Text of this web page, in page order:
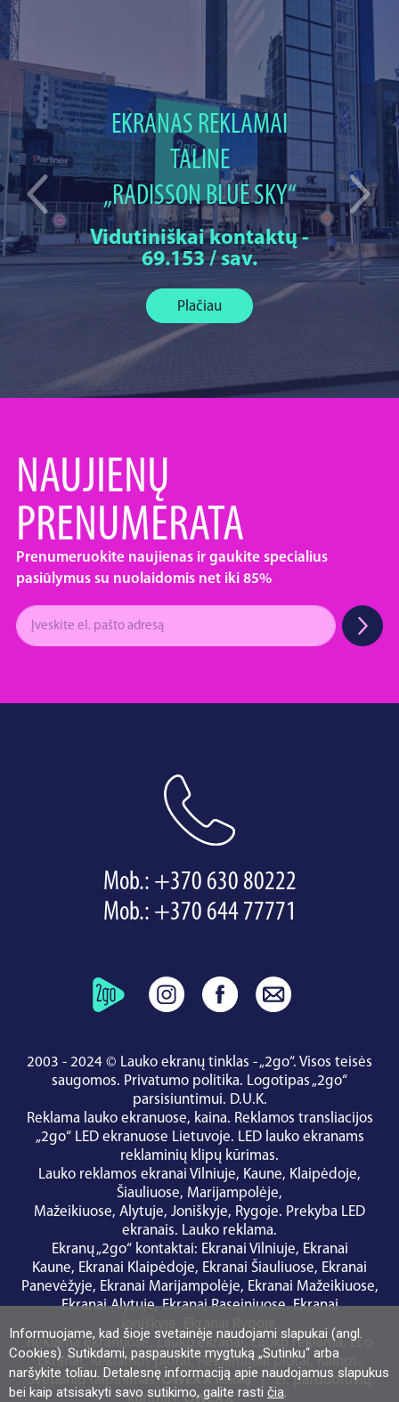
Informuojame, kad šioje svetainėje naudojami slapukai (angl.
Cookies). Sutikdami, paspauskite mygtuką „Sutinku“ arba
naršykite toliau. Detalesnę informaciją apie naudojamus slapukus
bei kaip atsisakyti savo sutikimo, galite rasti čia.
EKRANAS REKLAMAI
TALINE
„RADISSON BLUE SKY“
Vidutiniškai kontaktų -
69.153 / sav.
Plačiau
NAUJIENŲ
PRENUMERATA
Prenumeruokite naujienas ir gaukite specialius
pasiūlymus su nuolaidomis net iki 85%
Mob.: +370 630 80222
Mob.: +370 644 77771
2003 - 2024 © Lauko ekranų tinklas - „2go“. Visos teisės
saugomos. Privatumo politika. Logotipas „2go“
parsisiuntimui. D.U.K.
Reklama lauko ekranuose, kaina. Reklamos transliacijos
„2go“ LED ekranuose Lietuvoje. LED lauko ekranams
reklaminių klipų kūrimas.
Lauko reklamos ekranai Vilniuje, Kaune, Klaipėdoje,
Šiauliuose, Marijampolėje,
Mažeikiuose, Alytuje, Joniškyje, Rygoje. Prekyba LED
ekranais. Lauko reklama.
Ekranų „2go“ kontaktai: Ekranai Vilniuje, Ekranai
Kaune, Ekranai Klaipėdoje, Ekranai Šiauliuose, Ekranai
Panevėžyje, Ekranai Marijampolėje, Ekranai Mažeikiuose,
Ekranai Alytuje,Ekranai Raseiniuose,Ekranai
Joniškyje
Reklama ekranuose ,Lauko ekranai,Lauko reklama,Eco
Ekranai,Reklamos plotai,Reklaminiai plotai ,Kainos
Svetainių talpinimas:
|El. parduotuvių
kūrimas: